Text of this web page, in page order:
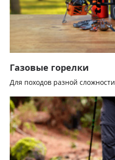
Газовые горелки
Для походов разной сложности